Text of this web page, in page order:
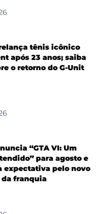
tênis icônico
após 23 anos; saiba
o retorno do G-Unit
“GTA VI: Um
para agosto e
expectativa pelo novo
franquia